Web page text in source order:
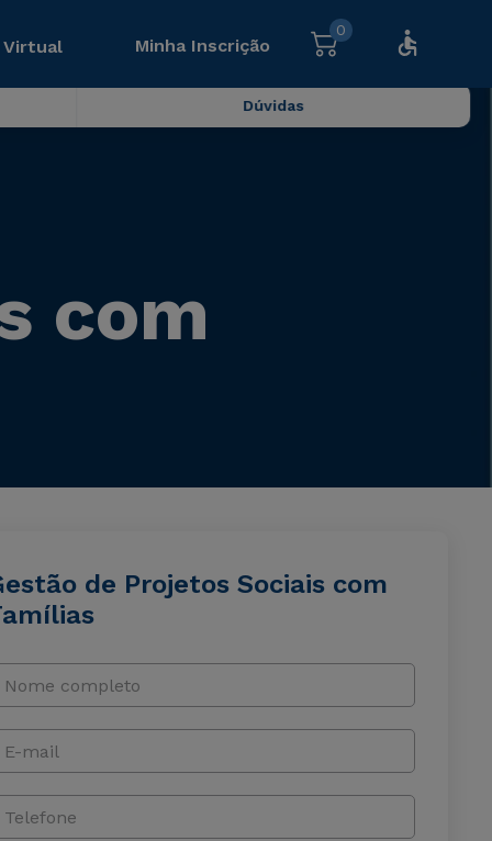
Virtual Minha Inscrição
0
Dúvidas
com
de Projetos Sociais com
Nome completo
E-mail
Telefone